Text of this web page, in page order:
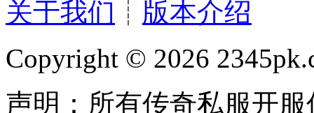
关于我们 ┊ 版本介绍
Copyright © 2026
声明：所有传奇私服开